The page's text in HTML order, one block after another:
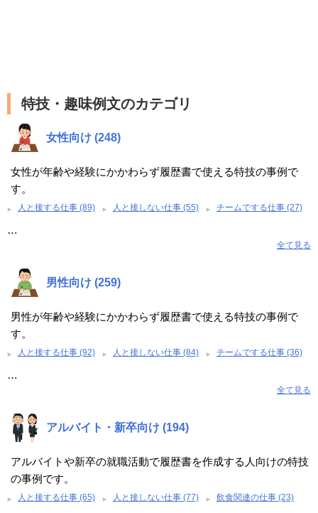
特技・趣味例文のカテゴリ
女性向け (248)
女性が年齢や経験にかかわらず履歴書で使える特技の事例で
す。
人と接する仕事 (89) 人と接しない仕事 (55) チームでする仕事 (27)
…
全て見る
男性向け (259)
男性が年齢や経験にかかわらず履歴書で使える特技の事例で
す。
人と接する仕事 (92) 人と接しない仕事 (84) チームでする仕事 (36)
…
全て見る
アルバイト・新卒向け (194)
アルバイトや新卒の就職活動で履歴書を作成する人向けの特技
の事例です。
人と接する仕事 (65) 人と接しない仕事 (77) 飲食関連の仕事 (23)